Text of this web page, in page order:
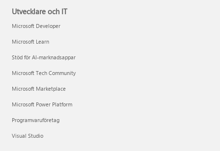
Utvecklare och IT
Microsoft Developer
Microsoft Learn
Stöd för AI-marknadsappar
Microsoft Tech Community
Microsoft Marketplace
Microsoft Power Platform
Programvaruföretag
Visual Studio